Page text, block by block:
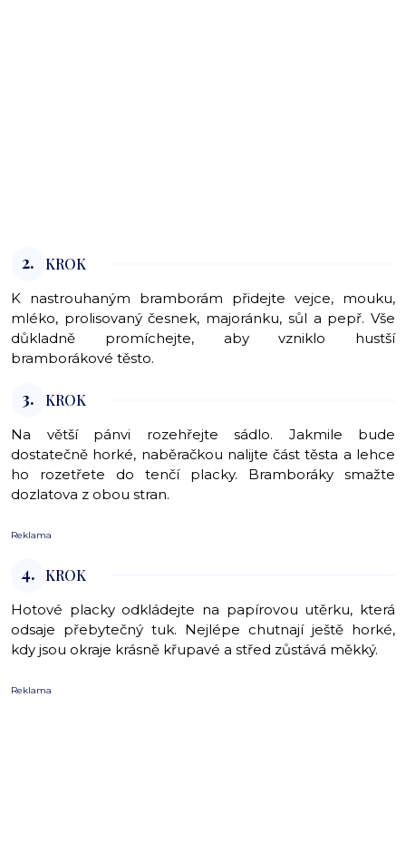
2. KROK
K nastrouhaným bramborám přidejte vejce, mouku,
mléko, prolisovaný česnek, majoránku, sůl a pepř. Vše
důkladně promíchejte, aby vzniklo hustší
bramborákové těsto.
3. KROK
Na větší pánvi rozehřejte sádlo. Jakmile bude
dostatečně horké, naběračkou nalijte část těsta a lehce
ho rozetřete do tenčí placky. Bramboráky smažte
dozlatova z obou stran.
Reklama
4. KROK
Hotové placky odkládejte na papírovou utěrku, která
odsaje přebytečný tuk. Nejlépe chutnají ještě horké,
kdy jsou okraje krásně křupavé a střed zůstává měkký.
Reklama